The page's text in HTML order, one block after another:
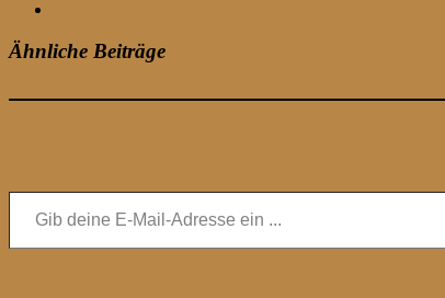
Ähnliche Beiträge
Gib deine E-Mail-Adresse ein ...